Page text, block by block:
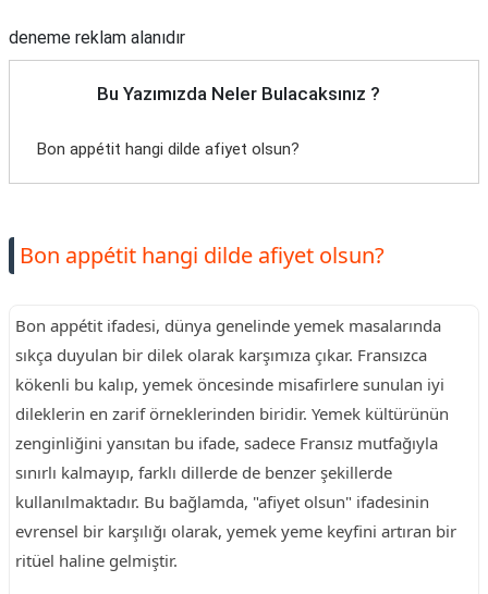
deneme reklam alanıdır
Bu Yazımızda Neler Bulacaksınız ?
Bon appétit hangi dilde afiyet olsun?
Bon appétit hangi dilde afiyet olsun?
Bon appétit ifadesi, dünya genelinde yemek masalarında
sıkça duyulan bir dilek olarak karşımıza çıkar. Fransızca
kökenli bu kalıp, yemek öncesinde misafirlere sunulan iyi
dileklerin en zarif örneklerinden biridir. Yemek kültürünün
zenginliğini yansıtan bu ifade, sadece Fransız mutfağıyla
sınırlı kalmayıp, farklı dillerde de benzer şekillerde
kullanılmaktadır. Bu bağlamda, "afiyet olsun" ifadesinin
evrensel bir karşılığı olarak, yemek yeme keyfini artıran bir
ritüel haline gelmiştir.